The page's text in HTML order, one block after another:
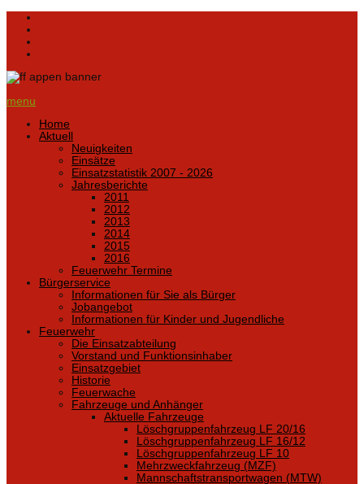
menu
Home
Aktuell
Neuigkeiten
Einsätze
Einsatzstatistik 2007 - 2026
Jahresberichte
2011
2012
2013
2014
2015
2016
Feuerwehr Termine
Bürgerservice
Informationen für Sie als Bürger
Jobangebot
Informationen für Kinder und Jugendliche
Feuerwehr
Die Einsatzabteilung
Vorstand und Funktionsinhaber
Einsatzgebiet
Historie
Feuerwache
Fahrzeuge und Anhänger
Aktuelle Fahrzeuge
Löschgruppenfahrzeug LF 20/16
Löschgruppenfahrzeug LF 16/12
Löschgruppenfahrzeug LF 10
Mehrzweckfahrzeug (MZF)
Mannschaftstransportwagen (MTW)